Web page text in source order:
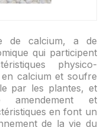
de calcium, a de
qui participent
physico-
calcium et soufre
par les plantes, et
amendement et
en font un
de la vie du